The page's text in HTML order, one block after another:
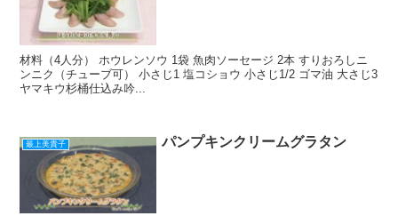
材料（4人分） ホウレンソウ 1袋 魚肉ソーセージ 2本 すりおろしニ
ンニク（チューブ可） 小さじ1 塩コショウ 小さじ1/2 ゴマ油 大さじ3
ヤマキウ杉桶仕込み吟...
最上美貴子 パンプキンクリームグラタン